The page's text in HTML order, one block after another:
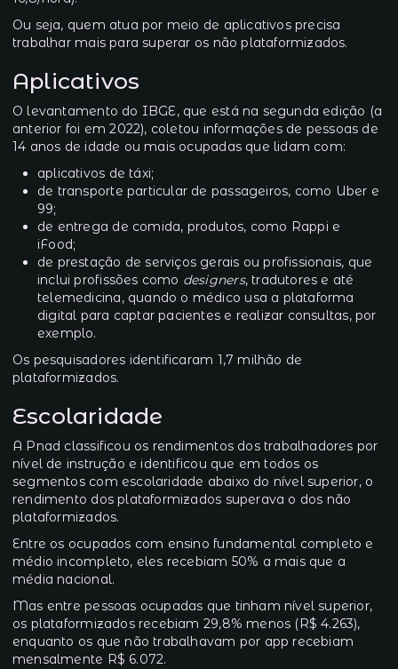
Ou seja, quem atua por meio de aplicativos precisa
trabalhar mais para superar os não plataformizados.
Aplicativos
O levantamento do IBGE, que está na segunda edição (a
anterior foi em 2022), coletou informações de pessoas de
14 anos de idade ou mais ocupadas que lidam com:
aplicativos de táxi;
de transporte particular de passageiros, como Uber e
99;
de entrega de comida, produtos, como Rappi e
iFood;
de prestação de serviços gerais ou profissionais, que
inclui profissões como designers, tradutores e até
telemedicina, quando o médico usa a plataforma
digital para captar pacientes e realizar consultas, por
exemplo.
Os pesquisadores identificaram 1,7 milhão de
plataformizados.
Escolaridade
A Pnad classificou os rendimentos dos trabalhadores por
nível de instrução e identificou que em todos os
segmentos com escolaridade abaixo do nível superior, o
rendimento dos plataformizados superava o dos não
plataformizados.
Entre os ocupados com ensino fundamental completo e
médio incompleto, eles recebiam 50% a mais que a
média nacional.
Mas entre pessoas ocupadas que tinham nível superior,
os plataformizados recebiam 29,8% menos (R$ 4.263),
enquanto os que não trabalhavam por app recebiam
mensalmente R$ 6.072.